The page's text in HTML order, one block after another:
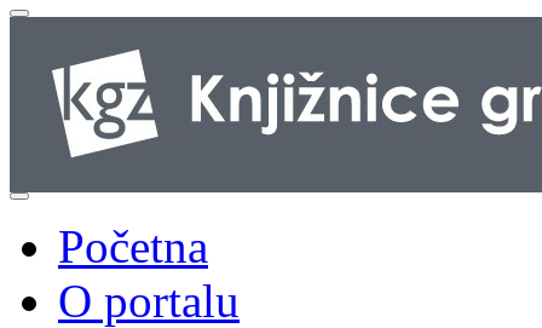
Početna
O portalu